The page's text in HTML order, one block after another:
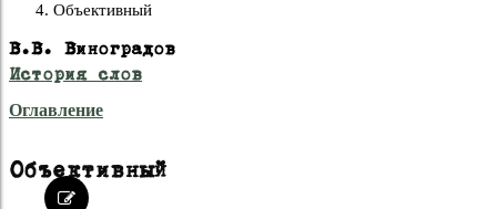
Объективный
В.В. Виноградов
История слов
Оглавление
Объективный